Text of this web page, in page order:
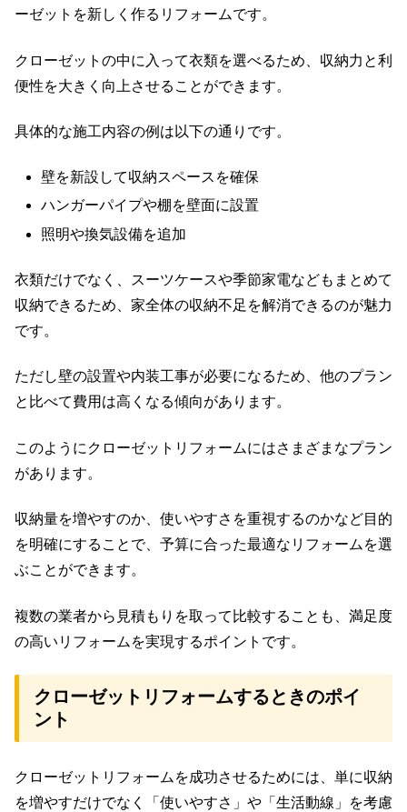
ーゼットを新しく作るリフォームです。
クローゼットの中に入って衣類を選べるため、収納力と利
便性を大きく向上させることができます。
具体的な施工内容の例は以下の通りです。
壁を新設して収納スペースを確保
ハンガーパイプや棚を壁面に設置
照明や換気設備を追加
衣類だけでなく、スーツケースや季節家電などもまとめて
収納できるため、家全体の収納不足を解消できるのが魅力
です。
ただし壁の設置や内装工事が必要になるため、他のプラン
と比べて費用は高くなる傾向があります。
このようにクローゼットリフォームにはさまざまなプラン
があります。
収納量を増やすのか、使いやすさを重視するのかなど目的
を明確にすることで、予算に合った最適なリフォームを選
ぶことができます。
複数の業者から見積もりを取って比較することも、満足度
の高いリフォームを実現するポイントです。
クローゼットリフォームするときのポイ
ント
クローゼットリフォームを成功させるためには、単に収納
を増やすだけでなく「使いやすさ」や「生活動線」を考慮